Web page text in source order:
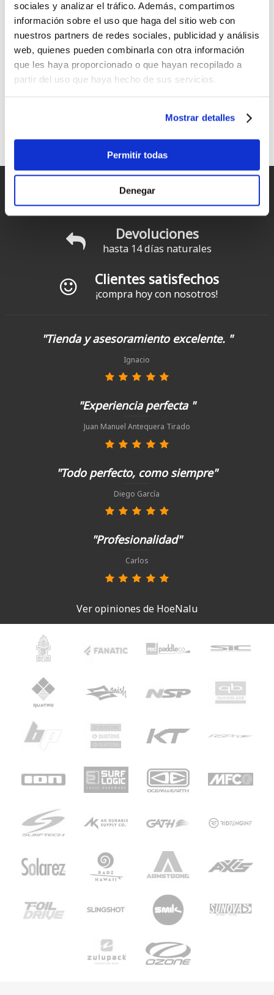
sociales y analizar el tráfico. Además, compartimos
información sobre el uso que haga del sitio web con
nuestros partners de redes sociales, publicidad y análisis
web, quienes pueden combinarla con otra información
que les haya proporcionado o que hayan recopilado a
partir del uso que haya hecho de sus servicios.
Mostrar detalles
Permitir todas
Denegar
MFC Foil Downwind Day Bag
Desde:
ION Pump Foil Boardbag Tec
€ 149.99
Páginas
Entregas rápidas
para España y Portugal
Devoluciones
hasta 14 días naturales
Clientes satisfechos
¡compra hoy con nosotros!
"Tienda y asesoramiento excelente. "
Ignacio
"Experiencia perfecta "
Juan Manuel Antequera Tirado
"Todo perfecto, como siempre"
Diego García
"Profesionalidad"
Carlos
Ver opiniones de HoeNalu